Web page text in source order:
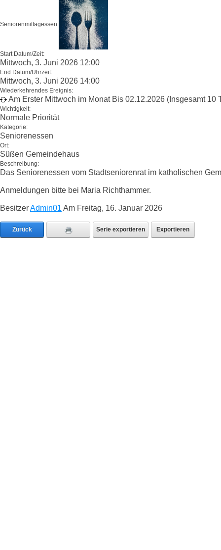
Seniorenmittagessen
Start Datum/Zeit:
Mittwoch, 3. Juni 2026 12:00
End Datum/Uhrzeit:
Mittwoch, 3. Juni 2026 14:00
Wiederkehrendes Ereignis:
Am Erster Mittwoch im Monat Bis 02.12.2026 (Insgesamt 10
Wichtigkeit:
Normale Priorität
Kategorie:
Seniorenessen
Ort:
Süßen Gemeindehaus
Beschreibung:
Das Seniorenessen vom Stadtseniorenrat im katholischen
Anmeldungen bitte bei Maria Richthammer.
BesitzerAdmin01 Am Freitag, 16. Januar 2026
Zurück Serie exportieren Exportieren